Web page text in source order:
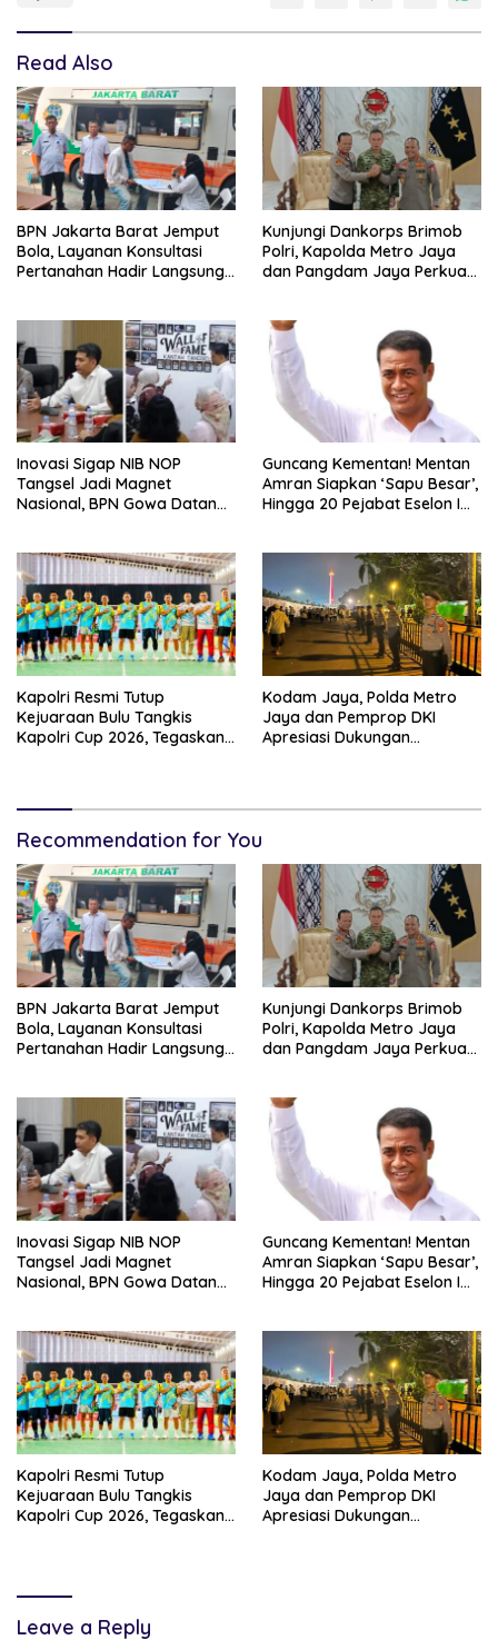
Read Also
BPN Jakarta Barat Jemput
Bola, Layanan Konsultasi
Pertanahan Hadir Langsung
Kunjungi Dankorps Brimob
Polri, Kapolda Metro Jaya
dan Pangdam Jaya Perkuat
Inovasi Sigap NIB NOP
Tangsel Jadi Magnet
Nasional, BPN Gowa Datang
Guncang Kementan! Mentan
Amran Siapkan ‘Sapu Besar’,
Hingga 20 Pejabat Eselon I
Kapolri Resmi Tutup
Kejuaraan Bulu Tangkis
Kapolri Cup 2026, Tegaskan
Kodam Jaya, Polda Metro
Jaya dan Pemprop DKI
Apresiasi Dukungan
Recommendation for You
BPN Jakarta Barat Jemput
Bola, Layanan Konsultasi
Pertanahan Hadir Langsung
Kunjungi Dankorps Brimob
Polri, Kapolda Metro Jaya
dan Pangdam Jaya Perkuat
Inovasi Sigap NIB NOP
Tangsel Jadi Magnet
Nasional, BPN Gowa Datang
Guncang Kementan! Mentan
Amran Siapkan ‘Sapu Besar’,
Hingga 20 Pejabat Eselon I
Kapolri Resmi Tutup
Kejuaraan Bulu Tangkis
Kapolri Cup 2026, Tegaskan
Kodam Jaya, Polda Metro
Jaya dan Pemprop DKI
Apresiasi Dukungan
Leave a Reply